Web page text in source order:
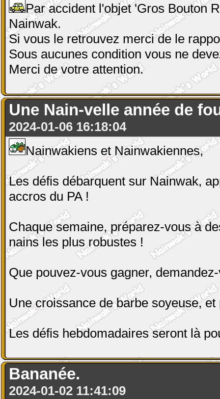
Par accident l'objet 'Gros Bouton
Nainwak.
Si vous le retrouvez merci de le
Sous aucunes condition vous ne
Merci de votre attention.
Une Nain-velle année de
2024-01-06 16:18:04
Nainwakiens et Nainwakiennes,
Les défis débarquent sur Nainwak,
accros du PA !
Chaque semaine, préparez-vous à
nains les plus robustes !
Que pouvez-vous gagner,
Une croissance de barbe soyeuse,
Les défis hebdomadaires seront là
Bananée.
2024-01-02 11:41:09